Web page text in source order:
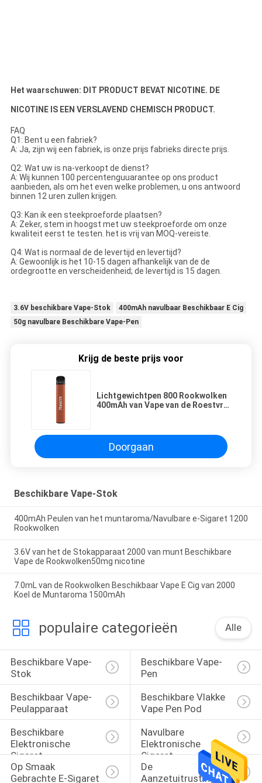
Het waarschuwen: DIT PRODUCT BEVAT NICOTINE. DE
NICOTINE IS EEN VERSLAVEND CHEMISCH PRODUCT.
FAQ
Q1: Bent u een fabriek?
A: Ja, zijn wij een fabriek, is onze prijs fabrieks directe prijs.
Q2: Wat uw is na-verkoopt de dienst?
A: Wij kunnen 100 percentenguuarantee op ons product
aanbieden, als om het even welke problemen, u ons antwoord
binnen 12 uren zullen krijgen.
Q3: Kan ik een steekproeforde plaatsen?
A: Zeker, stem in hoogst met uw steekproeforde om onze
kwaliteit eerst te testen. het is vrij van MOQ-vereiste.
Q4: Wat is normaal de de levertijd en levertijd?
A: Gewoonlijk is het 10-15 dagen afhankelijk van de de
ordegrootte en verscheidenheid; de levertijd is 15 dagen.
3.6V beschikbare Vape-Stok
400mAh navulbaar Beschikbaar E Cig
50g navulbare Beschikbare Vape-Pen
Krijg de beste prijs voor
Lichtgewichtpen 800 Rookwolken
400mAh van Vape van de Roestvrij
Doorgaan
Beschikbare Vape-Stok
400mAh Peulen van het muntaroma/Navulbare e-Sigaret 1200
Rookwolken
3.6V van het de Stokapparaat 2000 van munt Beschikbare
Vape de Rookwolken50mg nicotine
7.0mL van de Rookwolken Beschikbaar Vape E Cig van 2000
Koel de Muntaroma 1500mAh
populaire categorieën Alle
Beschikbare Vape-
Stok
Beschikbare Vape-
Pen
Beschikbaar Vape-
Peulapparaat
Beschikbare Vlakke
Vape Pen Pod
Beschikbare
Elektronische
Sigaret
Navulbare
Elektronische
Sigaret
Op Smaak
Gebrachte E-Sigaret
De
Aanzetuitrustingen